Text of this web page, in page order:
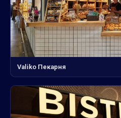
Valiko Пекарня